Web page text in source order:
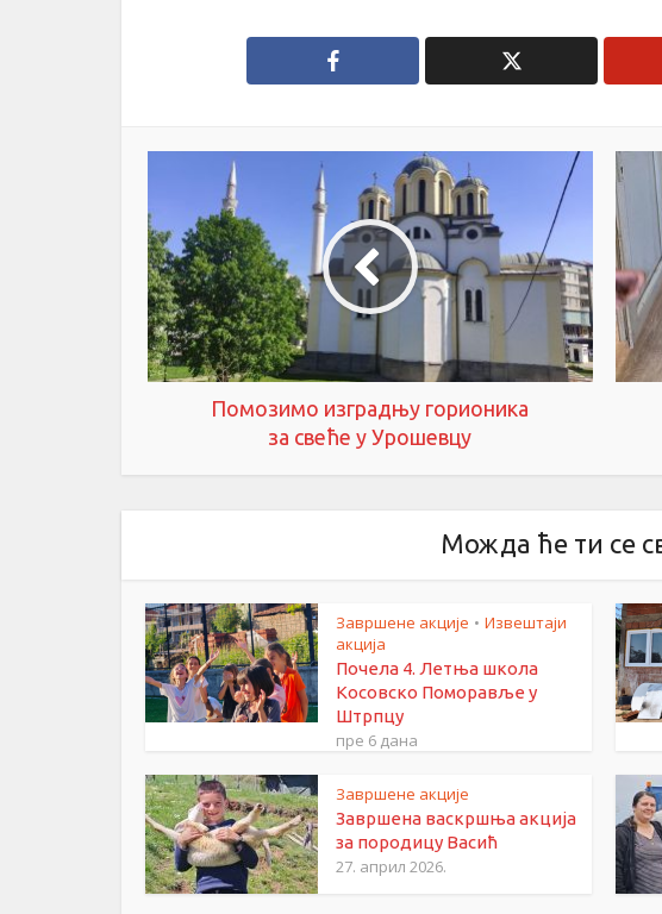
Помозимо изградњу горионика
за свеће у Урошевцу
Можда ће ти се
Завршене акције • Извештаји
акција
Почела 4. Летња школа
Косовско Поморавље у
Штрпцу
пре 6 дана
Завршене акције
Завршена васкршња акција
за породицу Васић
27. април 2026.